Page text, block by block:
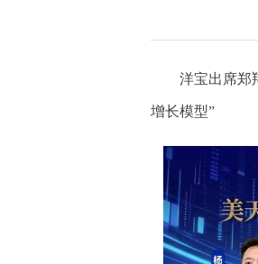
洋宝出席郑
增长模型”